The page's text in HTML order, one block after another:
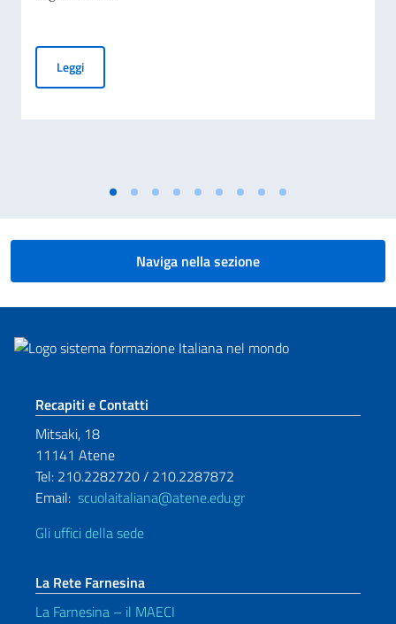
LeggiCalendario scolastico 2026/2027
Naviga nella sezione
Sezione footer
Recapiti e Contatti
Mitsaki, 18
11141 Atene
Tel: 210.2282720 / 210.2287872
Email: scuolaitaliana@atene.edu.gr
Gli uffici della sede
La Rete Farnesina
La Farnesina – il MAECI